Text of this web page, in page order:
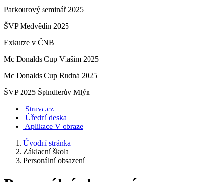
Parkourový seminář 2025
ŠVP Medvědín 2025
Exkurze v ČNB
Mc Donalds Cup Vlašim 2025
Mc Donalds Cup Rudná 2025
ŠVP 2025 Špindlerův Mlýn
Strava.cz
Úřední deska
Aplikace V obraze
Úvodní stránka
Základní škola
Personální obsazení